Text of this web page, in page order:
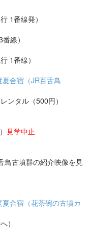
1番線発）
線）
1番線）
ンタル（500円）
） 見学中止
古墳群の紹介映像を見
）